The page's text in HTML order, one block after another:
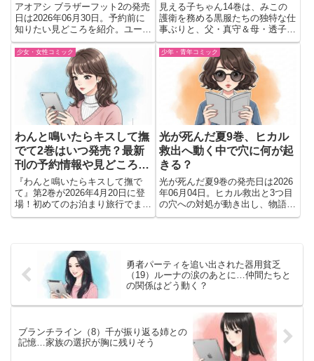
アオアシ ブラザーフット2の発売
日は2026年06月30日。予約前に
知りたい見どころを紹介。ユース
合格を果たした瞬の再挑戦が描か
れる公式スピンオフ。初見でも追
いやすい作品か解説。
見える子ちゃん14巻は、みこの
護衛を務める黒服たちの独特な仕
事ぶりと、父・真守＆母・透子の
微笑ましい馴れ初めを描写。その
一方で、四谷家へじわりじわりと
恐怖が接近——ホラーコメディの
緊張が高まる最新巻。
少女・女性コミック
わんと鳴いたらキスして撫
でて2巻はいつ発売？最新
刊の予約情報や見どころを
徹底紹介
『わんと鳴いたらキスして撫で
て』第2巻が2026年4月20日に登
場！初めてのお泊まり旅行でまさ
かの嫉妬＆連絡不通に！？ハヤテ
だから今から追いつきたい人にも
ぴったりの1冊です。
少年・青年コミック
光が死んだ夏9巻、ヒカル
救出へ動く中で穴に何が起
きる？
光が死んだ夏9巻の発売日は2026
年06月04日。ヒカル救出と3つ目
の穴への対処が動き出し、物語の
緊張感もさらに上昇。予約前に見
勇者パーティを追い出された器用貧乏
（19）ルーナの涙のあとに…仲間たちと
の関係はどう動く？
ブランチライン（8）千が振り返る姉との
記憶…家族の選択が胸に残りそう